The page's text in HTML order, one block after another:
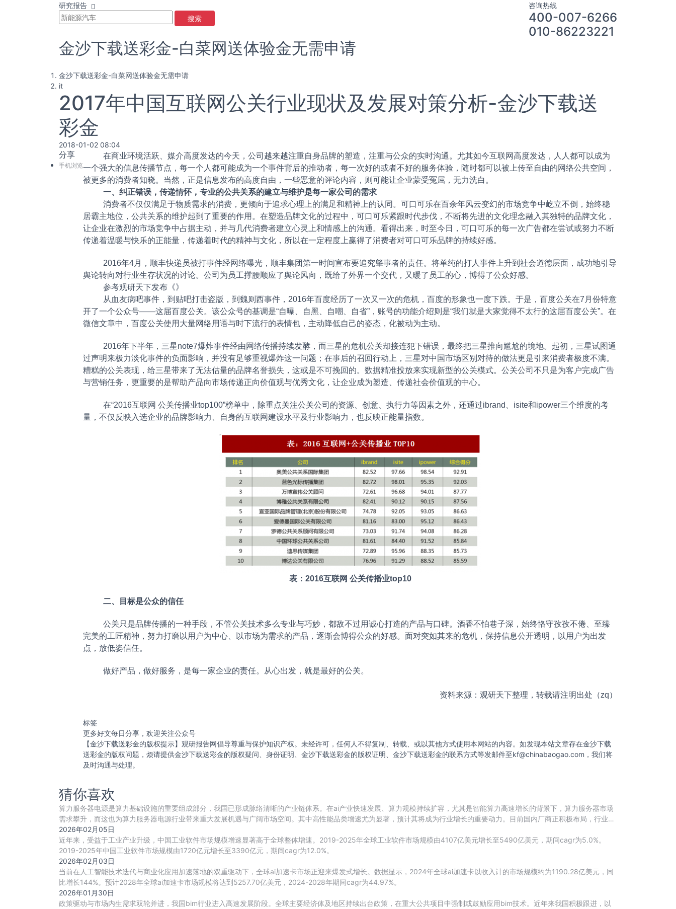
研究报告
搜索
咨询热线
400-007-6266
010-86223221
金沙下载送彩金-白菜网送体验金无需申请
金沙下载送彩金-白菜网送体验金无需申请
it
2017年中国互联网公关行业现状及发展对策分析-金沙下载送
彩金
2018-01-02 08:04
分享
手机浏览
在商业环境活跃、媒介高度发达的今天，公司越来越注重自身品牌的塑造，注重与公众的实时沟通。尤其如今互联网高度发达，人人都可以成为
一个强大的信息传播节点，每一个人都可能成为一个事件背后的推动者，每一次好的或者不好的服务体验，随时都可以被上传至自由的网络公共空间，
被更多的消费者知晓。当然，正是信息发布的高度自由，一些恶意的评论内容，则可能让企业蒙受冤屈，无力洗白。
一、纠正错误，传递情怀，专业的公共关系的建立与维护是每一家公司的需求
消费者不仅仅满足于物质需求的消费，更倾向于追求心理上的满足和精神上的认同。可口可乐在百余年风云变幻的市场竞争中屹立不倒，始终稳
居霸主地位，公共关系的维护起到了重要的作用。在塑造品牌文化的过程中，可口可乐紧跟时代步伐，不断将先进的文化理念融入其独特的品牌文化，
让企业在激烈的市场竞争中占据主动，并与几代消费者建立心灵上和情感上的沟通。看得出来，时至今日，可口可乐的每一次广告都在尝试或努力不断
传递着温暖与快乐的正能量，传递着时代的精神与文化，所以在一定程度上赢得了消费者对可口可乐品牌的持续好感。
2016年4月，顺丰快递员被打事件经网络曝光，顺丰集团第一时间宣布要追究肇事者的责任。将单纯的打人事件上升到社会道德层面，成功地引导
舆论转向对行业生存状况的讨论。公司为员工撑腰顺应了舆论风向，既给了外界一个交代，又暖了员工的心，博得了公众好感。
参考观研天下发布《》
从血友病吧事件，到贴吧打击盗版，到魏则西事件，2016年百度经历了一次又一次的危机，百度的形象也一度下跌。于是，百度公关在7月份特意
开了一个公众号——这届百度公关。该公众号的基调是“自曝、自黑、自嘲、自省”，账号的功能介绍则是“我们就是大家觉得不太行的这届百度公关”。在
微信文章中，百度公关使用大量网络用语与时下流行的表情包，主动降低自己的姿态，化被动为主动。
2016年下半年，三星note7爆炸事件经由网络传播持续发酵，而三星的危机公关却接连犯下错误，最终把三星推向尴尬的境地。起初，三星试图通
过声明来极力淡化事件的负面影响，并没有足够重视爆炸这一问题；在事后的召回行动上，三星对中国市场区别对待的做法更是引来消费者极度不满。
糟糕的公关表现，给三星带来了无法估量的品牌名誉损失，这或是不可挽回的。数据精准投放来实现新型的公关模式。公关公司不只是为客户完成广告
与营销任务，更重要的是帮助产品向市场传递正向价值观与优秀文化，让企业成为塑造、传递社会价值观的中心。
在“2016互联网 公关传播业top100”榜单中，除重点关注公关公司的资源、创意、执行力等因素之外，还通过ibrand、isite和ipower三个维度的考
量，不仅反映入选企业的品牌影响力、自身的互联网建设水平及行业影响力，也反映正能量指数。
表：2016互联网 公关传播业top10
二、目标是公众的信任
公关只是品牌传播的一种手段，不管公关技术多么专业与巧妙，都敌不过用诚心打造的产品与口碑。酒香不怕巷子深，始终恪守孜孜不倦、至臻
完美的工匠精神，努力打磨以用户为中心、以市场为需求的产品，逐渐会博得公众的好感。面对突如其来的危机，保持信息公开透明，以用户为出发
点，放低姿信任。
做好产品，做好服务，是每一家企业的责任。从心出发，就是最好的公关。
资料来源：观研天下整理，转载请注明出处（zq）
标签
更多好文每日分享，欢迎关注公众号
【金沙下载送彩金的版权提示】观研报告网倡导尊重与保护知识产权。未经许可，任何人不得复制、转载、或以其他方式使用本网站的内容。如发现本站文章存在金沙下载
送彩金的版权问题，烦请提供金沙下载送彩金的版权疑问、身份证明、金沙下载送彩金的版权证明、金沙下载送彩金的联系方式等发邮件至kf@chinabaogao.com ，我们将
及时沟通与处理。
猜你喜欢
算力服务器电源是算力基础设施的重要组成部分，我国已形成脉络清晰的产业链体系。在ai产业快速发展、算力规模持续扩容，尤其是智能算力高速增长的背景下，算力服务器市场
需求攀升，而这也为算力服务器电源行业带来重大发展机遇与广阔市场空间。其中高性能品类增速尤为显著，预计其将成为行业增长的重要动力。目前国内厂商正积极布局，行业竞
争
2026年02月05日
近年来，受益于工业产业升级，中国工业软件市场规模增速显著高于全球整体增速。2019-2025年全球工业软件市场规模由4107亿美元增长至5490亿美元，期间cagr为5.0%。
2019-2025年中国工业软件市场规模由1720亿元增长至3390亿元，期间cagr为12.0%。
2026年02月03日
当前在人工智能技术迭代与商业化应用加速落地的双重驱动下，全球ai加速卡市场正迎来爆发式增长。数据显示，2024年全球ai加速卡以收入计的市场规模约为1190.28亿美元，同
比增长144%。预计2028年全球ai加速卡市场规模将达到5257.70亿美元，2024-2028年期间cagr为44.97%。
2026年01月30日
政策驱动与市场内生需求双轮并进，我国bim行业进入高速发展阶段。全球主要经济体及地区持续出台政策，在重大公共项目中强制或鼓励应用bim技术。近年来我国积极跟进，以